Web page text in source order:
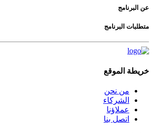
عن البرنامج
متطلبات البرنامج
خريطة الموقع
من نحن
الشركاء
عملاؤنا
اتصل بنا